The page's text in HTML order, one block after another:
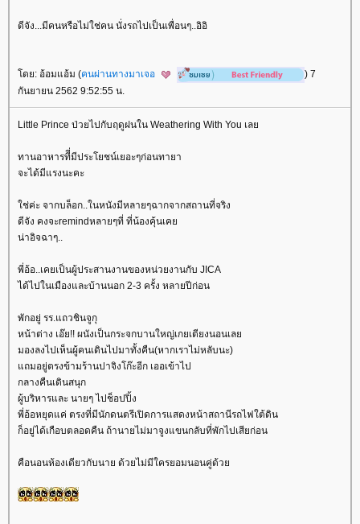
ดีจัง...มีคนหรือไม่ใช่คน นั่งรถไปเป็นเพื่อนๆ..อิอิ
ดย: อ้อมแอ้ม (คนผ่านทางมาเจอ
) 7
กันยายน 2562 9:52:55 น.
Little Prince ป่วยไปกับฤดูฝนใน Weathering With You เล
ทานอาหารทีี่มีประโยชน์เยอะๆก่อนทายา
จะได้มีแรงนะคะ
ช่ค่ะ จากบล็อก..ในหนังมีหลายๆฉากจากสถานที่จริง
ดีจัง คงจะremindหลายๆที่ ที่น้องคุ้นเค
น่าอิจฉาๆ..
พี่อ้อ..เคยเป็นผู้ประสานงานของหน่วยงานกับ JICA
ได้ไปในเมืองและบ้านนอก 2-3 ครั้ง หลายปีก่อน
พักอยู่ รร.แถวชินจูกุ
หน้าต่าง เอ๊ย!! ผนังเป็นกระจกบานใหญ่เกยเตียงนอนเล
มองลงไปเห็นผู้คนเดินไปมาทั้งคืน(หากเราไม่หลับนะ)
ถมอยู่ตรงข้ามร้านปาจิงโก๊ะอีก เออเข้าไป
กลางคืนเดินสนุก
ผู้บริหารและ นายๆ ไปช็อปปิ้ง
พี่อ้อหยุดแค่ ตรงที่มีนักดนตรีเปิดการแสดงหน้าสถานีรถไฟใต้ดิน
ก็อยู่ได้เกือบตลอดคืน ถ้านายไม่มาจูงแขนกลับที่พักไปเสียก่อน
คือนอนห้องเดียวกับนาย ด้วยไม่มีใครยอมนอนคู่ด้ว